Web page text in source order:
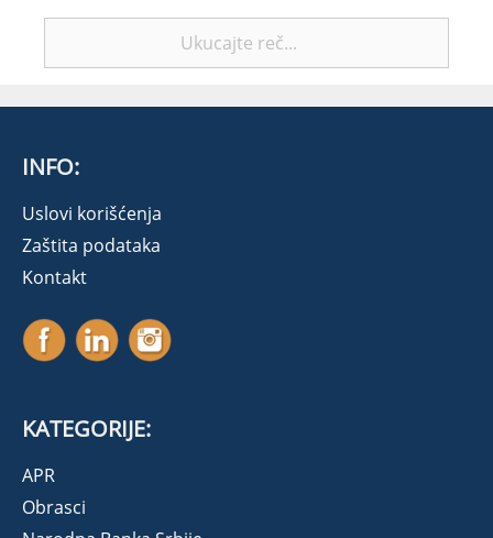
INFO:
Uslovi korišćenja
Zaštita podataka
Kontakt
KATEGORIJE:
APR
Obrasci